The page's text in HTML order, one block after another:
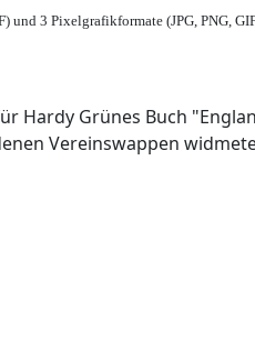
und 3 Pixelgrafikformate (JPG, PNG,
Hardy Grünes Buch
Vereinswappen